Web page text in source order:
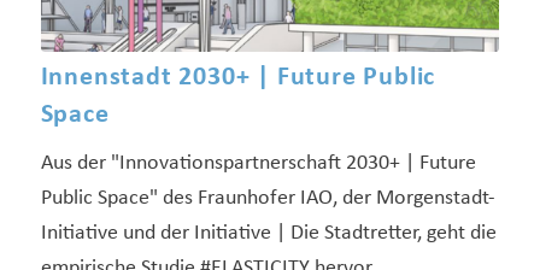
Innenstadt 2030+ | Future Public
Space
Aus der "Innovationspartnerschaft 2030+ | Future
Public Space" des Fraunhofer IAO, der Morgenstadt-
Initiative und der Initiative | Die Stadtretter, geht die